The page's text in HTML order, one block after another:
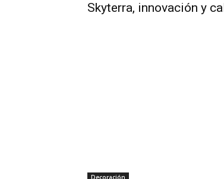
Skyterra, innovación y
Decoración